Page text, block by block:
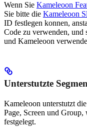
Wenn Sie Kameleoon
Sie bitte die Kameleoon
ID festlegen konnen,
Code zu verwenden, und
und Kameleoon
Unterstutzte
Kameleoon unterstutzt
Page, Screen und Group,
festgelegt.